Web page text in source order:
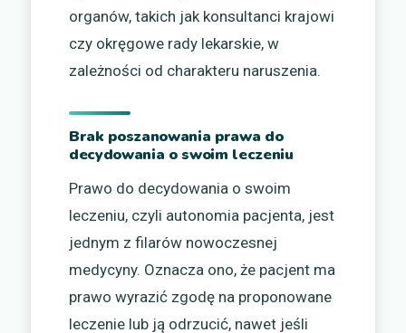
organów, takich jak konsultanci krajowi
czy okręgowe rady lekarskie, w
zależności od charakteru naruszenia.
Brak poszanowania prawa do
decydowania o swoim leczeniu
Prawo do decydowania o swoim
leczeniu, czyli autonomia pacjenta, jest
jednym z filarów nowoczesnej
medycyny. Oznacza ono, że pacjent ma
prawo wyrazić zgodę na proponowane
leczenie lub ją odrzucić, nawet jeśli